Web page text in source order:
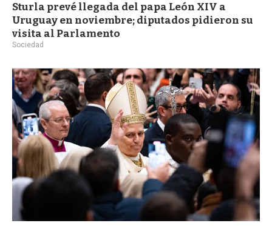
Sturla prevé llegada del papa León XIV a
Uruguay en noviembre; diputados pidieron su
visita al Parlamento
Sociedad